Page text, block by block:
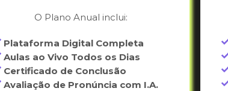
O Plano Anual inclui:
Plataforma Digital Completa
Aulas ao Vivo Todos os Dias
Certificado de Conclusão
Avaliação de Pronúncia com I.A.